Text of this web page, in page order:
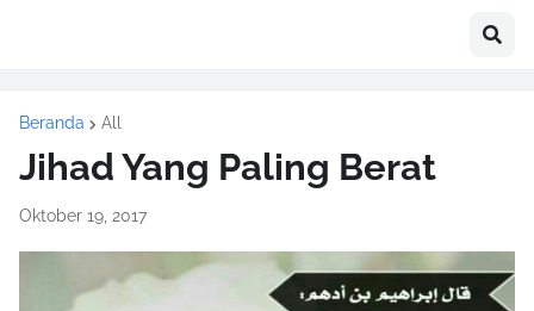
Beranda All
Jihad Yang Paling Berat
Oktober 19, 2017